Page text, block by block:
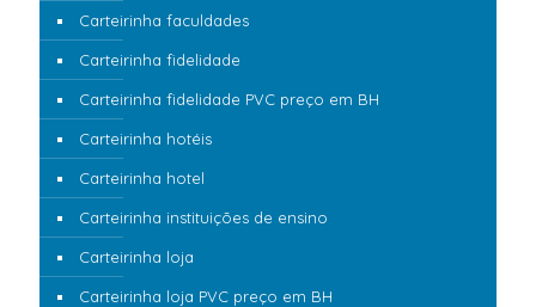
Carteirinha faculdades
Carteirinha fidelidade
Carteirinha fidelidade PVC preço em BH
Carteirinha hotéis
Carteirinha hotel
Carteirinha instituições de ensino
Carteirinha loja
Carteirinha loja PVC preço em BH